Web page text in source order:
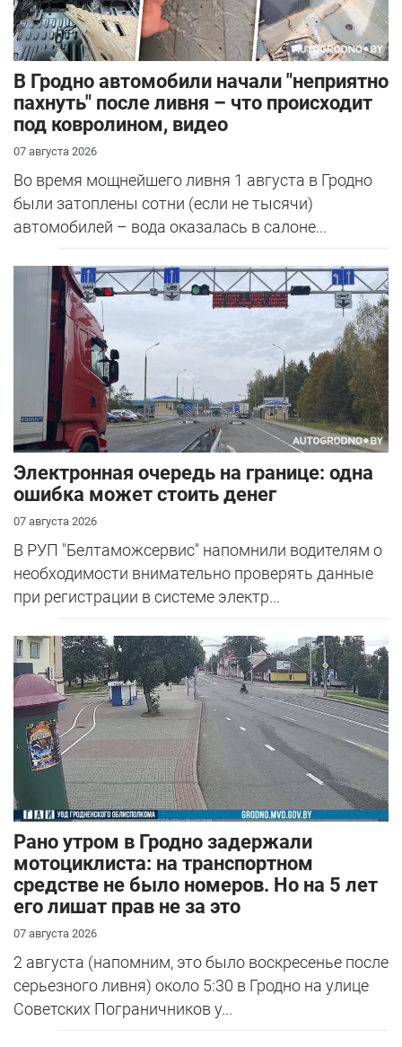
В Гродно автомобили начали "неприятно
пахнуть" после ливня – что происходит
под ковролином, видео
07 августа 2026
Во время мощнейшего ливня 1 августа в Гродно
были затоплены сотни (если не тысячи)
автомобилей – вода оказалась в салоне...
Электронная очередь на границе: одна
ошибка может стоить денег
07 августа 2026
В РУП "Белтаможсервис" напомнили водителям о
необходимости внимательно проверять данные
при регистрации в системе электр...
Рано утром в Гродно задержали
мотоциклиста: на транспортном
средстве не было номеров. Но на 5 лет
его лишат прав не за это
07 августа 2026
2 августа (напомним, это было воскресенье после
серьезного ливня) около 5:30 в Гродно на улице
Советских Пограничников у...